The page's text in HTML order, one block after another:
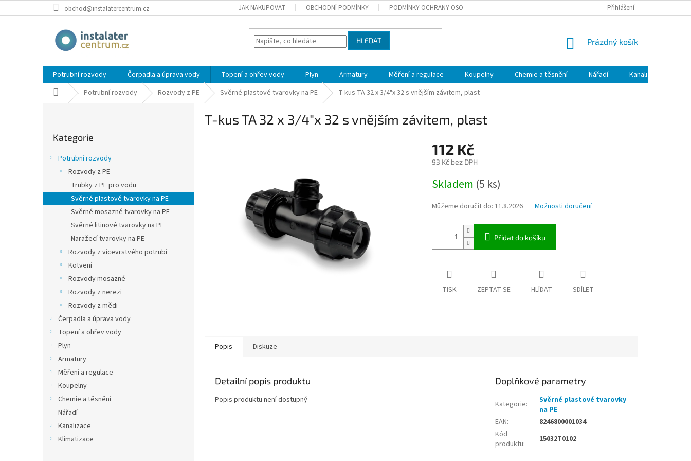
na
obchod@instalatercentrum.cz JAK NAKUPOVAT OBCHODNÍ PODMÍNKY PODMÍNKY OCHRANY OSOBNÍCH ÚDAJŮ MOJE OBJEDNÁVKA
Přihlášení
HLEDAT
NÁKUPNÍ
Prázdný košík
Potrubní rozvody Čerpadla a úprava vody Topení a ohřev vody Plyn Armatury Měření a regulace Koupelny Chemie a těsnění Nářadí Kanalizace
Domů Potrubní rozvody Rozvody z PE Svěrné plastové tvarovky na PE T-kus TA 32 x 3/4"x 32 s vnějším závitem, plast
kategorie
Kategorie
Potrubní rozvody
Rozvody z PE
Trubky z PE pro vodu
Svěrné plastové tvarovky na PE
Svěrné mosazné tvarovky na PE
Svěrné litinové tvarovky na PE
Naražecí tvarovky na PE
Rozvody z vícevrstvého potrubí
Kotvení
Rozvody mosazné
Rozvody z nerezi
Rozvody z mědi
Čerpadla a úprava vody
Topení a ohřev vody
Plyn
Armatury
Měření a regulace
Koupelny
Chemie a těsnění
Nářadí
Kanalizace
Klimatizace
T-kus TA 32 x 3/4"x 32 s vnějším závitem, plast
112 Kč
93 Kč bez DPH
cena:
Skladem (5 ks)
Můžeme doručit do: 11.8.2026 Možnosti doručení
Přidat do košíku
TISK ZEPTAT SE HLÍDAT SDÍLET
Popis Diskuze
Detailní popis produktu
Popis produktu není dostupný
Doplňkové parametry
Kategorie:
Svěrné plastové tvarovky
na PE
EAN:
8246800001034
Kód
produktu: 15032T0102